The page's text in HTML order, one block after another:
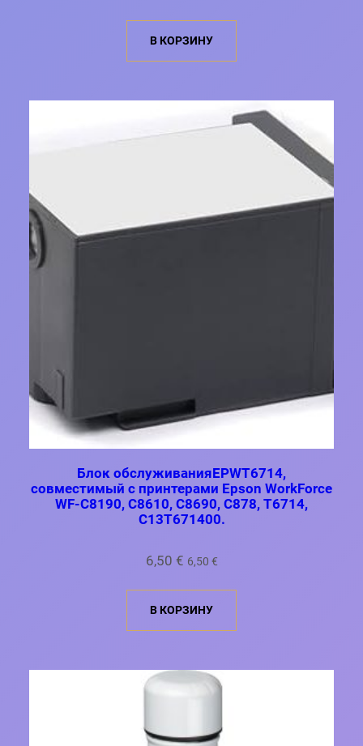
В КОРЗИНУ
Блок обслуживанияEPWT6714,
совместимый с принтерами Epson WorkForce
WF-C8190, C8610, C8690, C878, T6714,
C13T671400.
6,50 € 6,50 €
В КОРЗИНУ